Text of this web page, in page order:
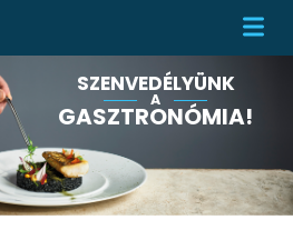
SZENVEDÉLYÜNK
A
GASZTRONÓMIA!